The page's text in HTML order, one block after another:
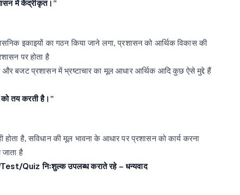
में केंद्रीकृत। "
इकाइयों का गठन किया जाने लगा,प्रशासन को आर्थिक विकास की
पर होता है
और बजट प्रशासन में भ्रष्टाचार का मूल आधार आर्थिक आदि कुछ ऐसे मुद्दे हैं
को तय करती है।"
होता है,सविधान की मूल भावना के आधार पर प्रशासन को कार्य करना
जाता है
Test/Quizनिःशुल्क उपलब्ध कराते रहे – धन्यवाद